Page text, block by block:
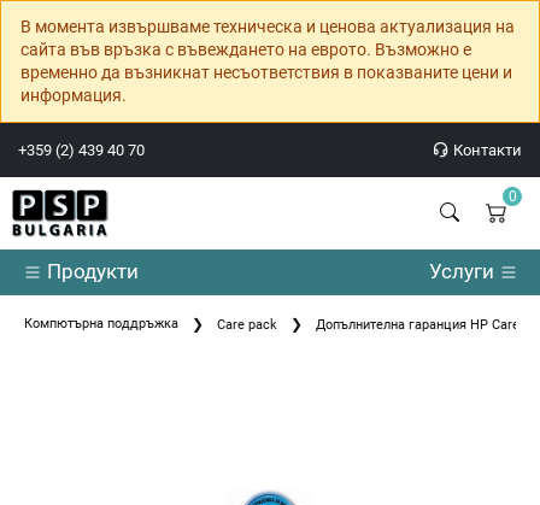
В момента извършваме техническа и ценова актуализация на
сайта във връзка с въвеждането на еврото. Възможно е
временно да възникнат несъответствия в показваните цени и
информация.
+359 (2) 439 40 70 Контакти
0
Продукти Услуги
Компютърна поддръжка Care pack Допълнителна гаранция HP Care